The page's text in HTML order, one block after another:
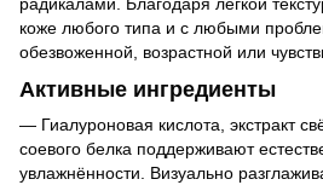
коже любого типа и с любыми
обезвоженной, возрастной или
Активные ингредиенты
— Гиалуроновая кислота, экстракт
соевого белка поддерживают
увлажнённости. Визуально